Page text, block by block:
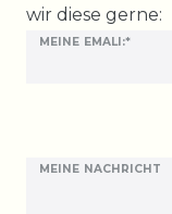
wir diese gerne:
MEINE EMALI:*
MEINE NACHRICHT